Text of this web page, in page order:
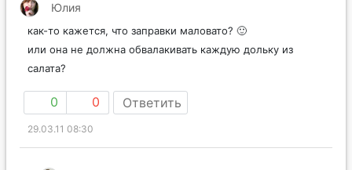
Юлия
как-то кажется, что заправки маловато? 🙂
или она не должна обвалакивать каждую дольку из
салата?
0 0 Ответить
29.03.11 08:30